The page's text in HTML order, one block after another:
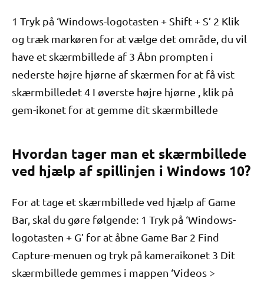
1 Tryk på ‘Windows-logotasten + Shift + S’ 2 Klik
og træk markøren for at vælge det område, du vil
have et skærmbillede af 3 Åbn prompten i
nederste højre hjørne af skærmen for at få vist
skærmbilledet 4 I øverste højre hjørne , klik på
gem-ikonet for at gemme dit skærmbillede
Hvordan tager man et skærmbillede
ved hjælp af spillinjen i Windows 10?
For at tage et skærmbillede ved hjælp af Game
Bar, skal du gøre følgende: 1 Tryk på ‘Windows-
logotasten + G’ for at åbne Game Bar 2 Find
Capture-menuen og tryk på kameraikonet 3 Dit
skærmbillede gemmes i mappen ‘Videos >